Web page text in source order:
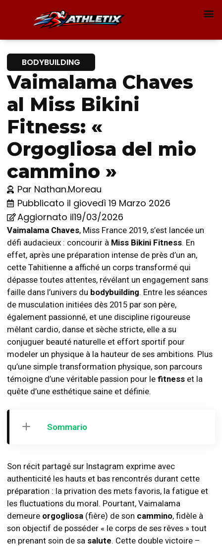
BODYBUILDING
Vaimalama Chaves
al Miss Bikini
Fitness: «
Orgogliosa del mio
cammino »
Par Nathan.Moreau
Pubblicato il giovedì 19 Marzo 2026
Aggiornato il19/03/2026
Vaimalama Chaves, Miss France 2019, s’est lancée un
défi audacieux : concourir à Miss Bikini Fitness. En
effet, après une préparation intense de près d’un an,
cette Tahitienne a affiché un corps transformé qui
dépasse toutes attentes, révélant un engagement sans
faille dans l’univers du bodybuilding. Entre les séances
de musculation initiées dès 2015 par son père,
également passionné, et une discipline rigoureuse
mêlant cardio, danse et sèche stricte, elle a su
conjuguer beauté naturelle et effort sportif pour
modeler un physique à la hauteur de ses ambitions. Plus
qu’une simple transformation physique, son parcours
témoigne d’une véritable passion pour le fitness et la
quête d’une esthétique saine et définie.
Sommario
Son récit partagé sur Instagram exprime avec
authenticité les hauts et bas rencontrés durant cette
préparation : la privation des mets favoris, la fatigue et
les fluctuations du moral. Pourtant, Vaimalama
demeure orgogliosa (fière) de son cammino, fidèle à
son objectif de posséder « le corps de ses rêves » tout
en prenant soin de sa salute. Cette double victoire –